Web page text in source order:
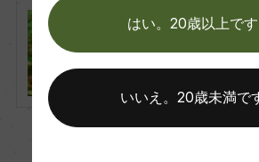
『ナチュラル
はい。20歳以上です
いいえ。20歳未満で